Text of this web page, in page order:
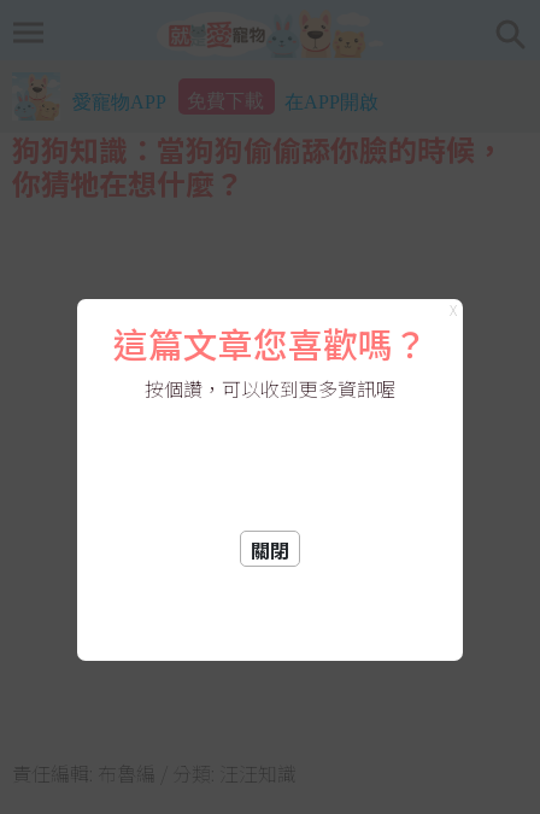
愛寵物APP 免費下載 在APP開啟
狗狗知識：當狗狗偷偷舔你臉的時候，
你猜牠在想什麼？
責任編輯: 布魯編 / 分類: 汪汪知識
X
這篇文章您喜歡嗎？
按個讚，可以收到更多資訊喔
關閉